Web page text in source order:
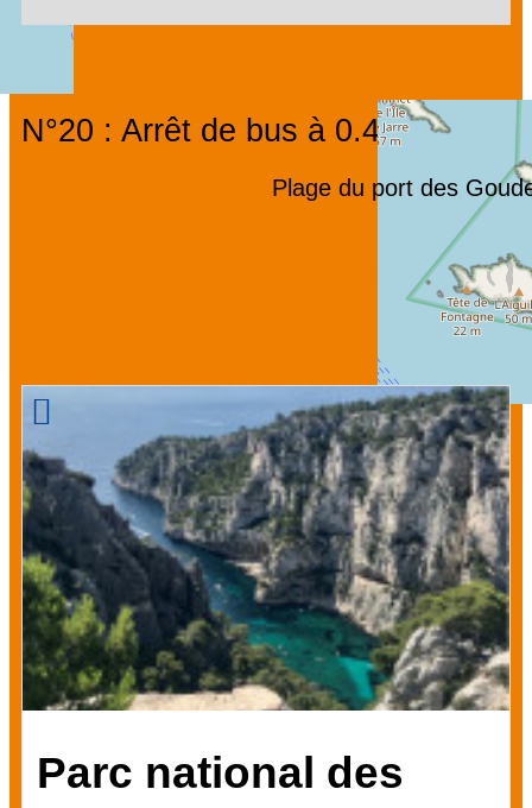
Plage du port des
N°20 : Arrêt de bus à 0.4km
Parc national des